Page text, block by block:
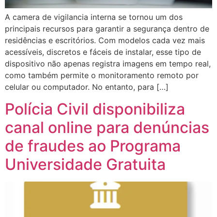
A camera de vigilancia interna se tornou um dos
principais recursos para garantir a segurança dentro de
residências e escritórios. Com modelos cada vez mais
acessíveis, discretos e fáceis de instalar, esse tipo de
dispositivo não apenas registra imagens em tempo real,
como também permite o monitoramento remoto por
celular ou computador. No entanto, para […]
Polícia Civil disponibiliza
canal online para denúncias
de fraudes ao Programa
Universidade Gratuita